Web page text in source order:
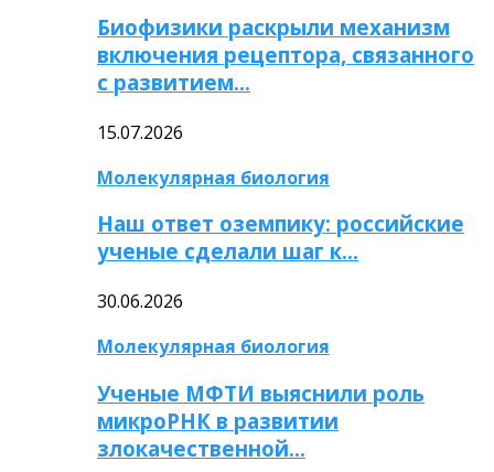
Биофизики раскрыли механизм
включения рецептора, связанного
с развитием…
15.07.2026
Молекулярная биология
Наш ответ оземпику: российские
ученые сделали шаг к…
30.06.2026
Молекулярная биология
Ученые МФТИ выяснили роль
микроРНК в развитии
злокачественной…